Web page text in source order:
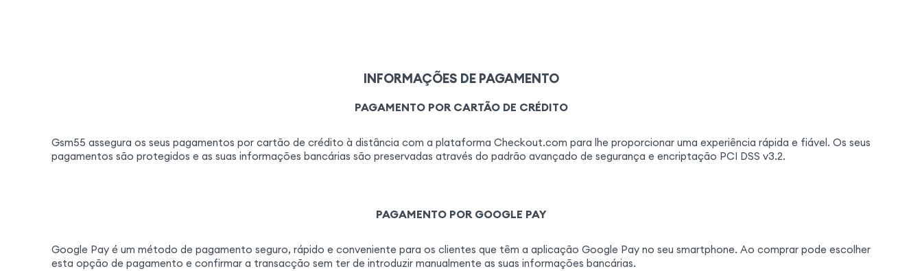
INFORMAÇÕES DE PAGAMENTO
PAGAMENTO POR CARTÃO DE CRÉDITO
Gsm55 assegura os seus pagamentos por cartão de crédito à distância com a plataforma Checkout.com para lhe proporcionar uma experiência rápida e fiável. Os seus
pagamentos são protegidos e as suas informações bancárias são preservadas através do padrão avançado de segurança e encriptação PCI DSS v3.2.
PAGAMENTO POR GOOGLE PAY
Google Pay é um método de pagamento seguro, rápido e conveniente para os clientes que têm a aplicação Google Pay no seu smartphone. Ao comprar pode escolher
esta opção de pagamento e confirmar a transacção sem ter de introduzir manualmente as suas informações bancárias.